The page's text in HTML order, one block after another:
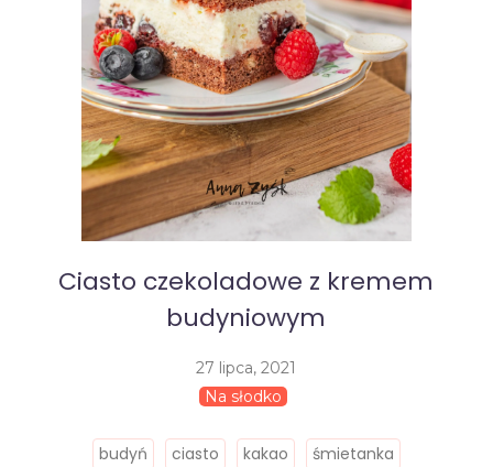
Ciasto czekoladowe z kremem
budyniowym
27 lipca, 2021
Na słodko
budyń ciasto kakao śmietanka